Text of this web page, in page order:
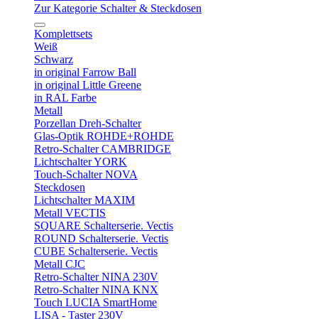
Zur Kategorie Schalter & Steckdosen
Komplettsets
Weiß
Schwarz
in original Farrow Ball
in original Little Greene
in RAL Farbe
Metall
Porzellan Dreh-Schalter
Glas-Optik ROHDE+ROHDE
Retro-Schalter CAMBRIDGE
Lichtschalter YORK
Touch-Schalter NOVA
Steckdosen
Lichtschalter MAXIM
Metall VECTIS
SQUARE Schalterserie. Vectis
ROUND Schalterserie. Vectis
CUBE Schalterserie. Vectis
Metall CJC
Retro-Schalter NINA 230V
Retro-Schalter NINA KNX
Touch LUCIA SmartHome
LISA - Taster 230V